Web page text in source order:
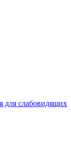
для слабовидящих